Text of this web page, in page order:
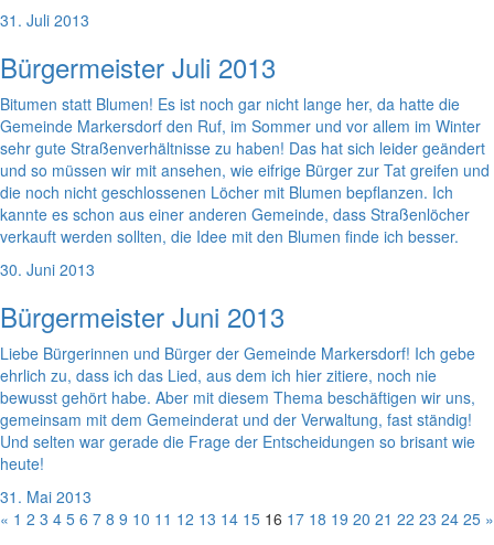
31. Juli 2013
Bürgermeister Juli 2013
Bitumen statt Blumen! Es ist noch gar nicht lange her, da hatte die
Gemeinde Markersdorf den Ruf, im Sommer und vor allem im Winter
sehr gute Straßenverhältnisse zu haben! Das hat sich leider geändert
und so müssen wir mit ansehen, wie eifrige Bürger zur Tat greifen und
die noch nicht geschlossenen Löcher mit Blumen bepflanzen. Ich
kannte es schon aus einer anderen Gemeinde, dass Straßenlöcher
verkauft werden sollten, die Idee mit den Blumen finde ich besser.
30. Juni 2013
Bürgermeister Juni 2013
Liebe Bürgerinnen und Bürger der Gemeinde Markersdorf! Ich gebe
ehrlich zu, dass ich das Lied, aus dem ich hier zitiere, noch nie
bewusst gehört habe. Aber mit diesem Thema beschäftigen wir uns,
gemeinsam mit dem Gemeinderat und der Verwaltung, fast ständig!
Und selten war gerade die Frage der Entscheidungen so brisant wie
heute!
31. Mai 2013
« 1 2 3 4 5 6 7 8 9 10 11 12 13 14 15 16 17 18 19 20 21 22 23 24 25 »